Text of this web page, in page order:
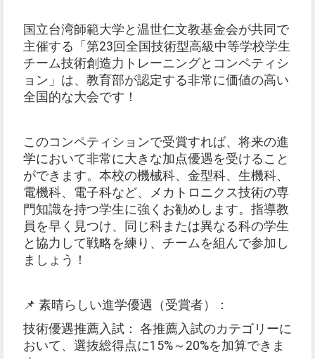
国立台湾師範大学と温世仁文教基金会が共同で
主催する「第23回全国技術型高級中等学校学生
チーム技術創造力トレーニングとコンペティシ
ョン」は、教育部が認定する非常に価値の高い
全国的な大会です！
このコンペティションで受賞すれば、将来の進
学において非常に大きな加点優遇を受けること
ができます。本校の機械科、金型科、生機科、
電機科、電子科など、メカトロニクス技術の専
門知識を持つ学生に強くお勧めします。指導教
員を早く見つけ、同じ科または異なる科の学生
と協力して戦略を練り、チームを組んで参加し
ましょう！
📌 素晴らしい進学優遇（受賞者）：
技術優遇推薦入試： 各推薦入試のカテゴリーに
おいて、選抜総得点に15%～20%を加算できま